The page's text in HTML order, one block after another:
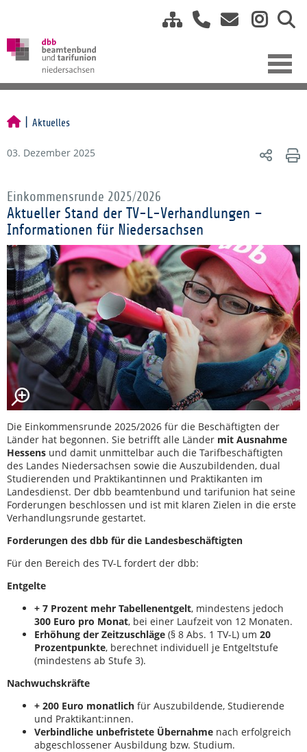
Aktuelles
03. Dezember 2025
Einkommensrunde 2025/2026
Aktueller Stand der TV-L-Verhandlungen –
Informationen für Niedersachsen
Die Einkommensrunde 2025/2026 für die Beschäftigten der
Länder hat begonnen. Sie betrifft alle Länder mit Ausnahme
Hessens und damit unmittelbar auch die Tarifbeschäftigten
des Landes Niedersachsen sowie die Auszubildenden, dual
Studierenden und Praktikantinnen und Praktikanten im
Landesdienst. Der dbb beamtenbund und tarifunion hat seine
Forderungen beschlossen und ist mit klaren Zielen in die erste
Verhandlungsrunde gestartet.
Forderungen des dbb für die Landesbeschäftigten
Für den Bereich des TV-L fordert der dbb:
Entgelte
+ 7 Prozent mehr Tabellenentgelt, mindestens jedoch
300 Euro pro Monat, bei einer Laufzeit von 12 Monaten.
Erhöhung der Zeitzuschläge (§ 8 Abs. 1 TV-L) um 20
Prozentpunkte, berechnet individuell je Entgeltstufe
(mindestens ab Stufe 3).
Nachwuchskräfte
+ 200 Euro monatlich für Auszubildende, Studierende
und Praktikant:innen.
Verbindliche unbefristete Übernahme nach erfolgreich
abgeschlossener Ausbildung bzw. Studium.